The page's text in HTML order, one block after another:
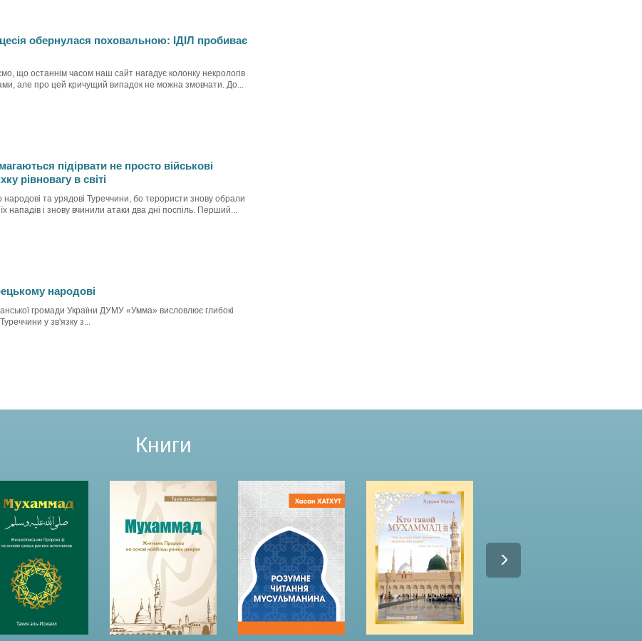
обернулася поховальною: ІДІЛ пробиває
що останнім часом наш сайт нагадує колонку некрологів
але про цей кричущий випадок не можна змовчати. До...
підірвати не просто військові
рівновагу в світі
народові та урядові Туреччини, бо терористи знову обрали
нападів і знову вчинили атаки два дні поспіль. Перший...
народові
громади України ДУМУ «Умма» висловлює глибокі
у зв'язку з...
Книги